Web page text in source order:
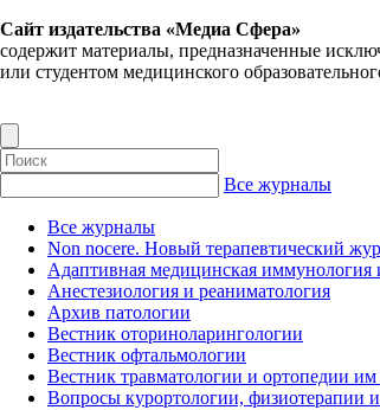
Сайт издательства «Медиа Сфера»
содержит материалы, предназначенные
или студентом медицинского
Все журналы
Все журналы
Non nocere. Новый терапевтический
Адаптивная медицинская иммунология
Анестезиология и реаниматология
Архив патологии
Вестник оториноларингологии
Вестник офтальмологии
Вестник травматологии и ортопедии
Вопросы курортологии, физиотерапии